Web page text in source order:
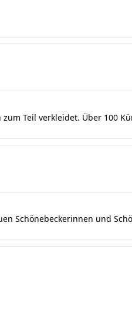
Teil verkleidet. Über 100
Schönebeckerinnen und